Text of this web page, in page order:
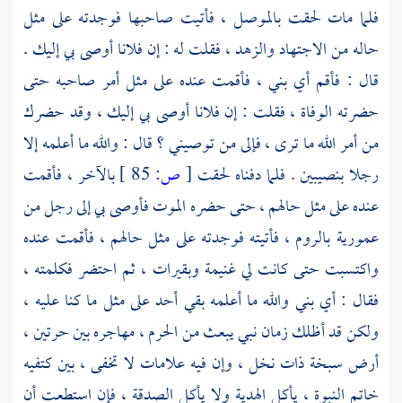
فلما مات لحقتبالموصل ، فأتيت صاحبها فوجدته على مثل
حاله من الاجتهاد والزهد ، فقلت له : إن فلانا أوصى بي إليك .
قال : فأقم أي بني ، فأقمت عنده على مثل أمر صاحبه حتى
حضرته الوفاة ، فقلت : إن فلانا أوصى بي إليك ، وقد حضرك
من أمر الله ما ترى ، فإلى من توصيني ؟ قال : والله ما أعلمه إلا
رجلابنصيبين. فلما دفناه لحقت [ص:
بالآخر ، فأقمت
عنده على مثل حالهم ، حتى حضره الموت فأوصى بي إلى رجل من
عمورية بالروم ، فأتيته فوجدته على مثل حالهم ، فأقمت عنده
واكتسبت حتى كانت لي غنيمة وبقيرات ، ثم احتضر فكلمته ،
فقال : أي بني والله ما أعلمه بقي أحد على مثل ما كنا عليه ،
ولكن قد أظلك زمان نبي يبعث منالحرم ،مهاجره بين حرتين ،
أرض سبخة ذات نخل ، وإن فيه علامات لا تخفى ، بين كتفيه
خاتم النبوة ، يأكل الهدية ولا يأكل الصدقة ، فإن استطعت أن